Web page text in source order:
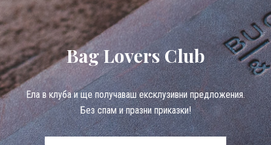
Bag Lovers Club
Eла в клуба и ще получаваш ексклузивни предложения.
Без спам и празни приказки!